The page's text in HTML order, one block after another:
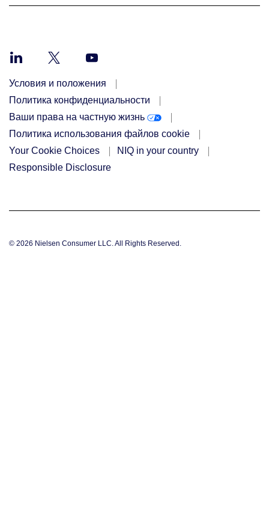
Условия и положения
Политика конфиденциальности
Ваши права на частную жизнь
Политика использования файлов cookie
Your Cookie Choices
NIQ in your country
Responsible Disclosure
© 2026 Nielsen Consumer LLC. All Rights Reserved.